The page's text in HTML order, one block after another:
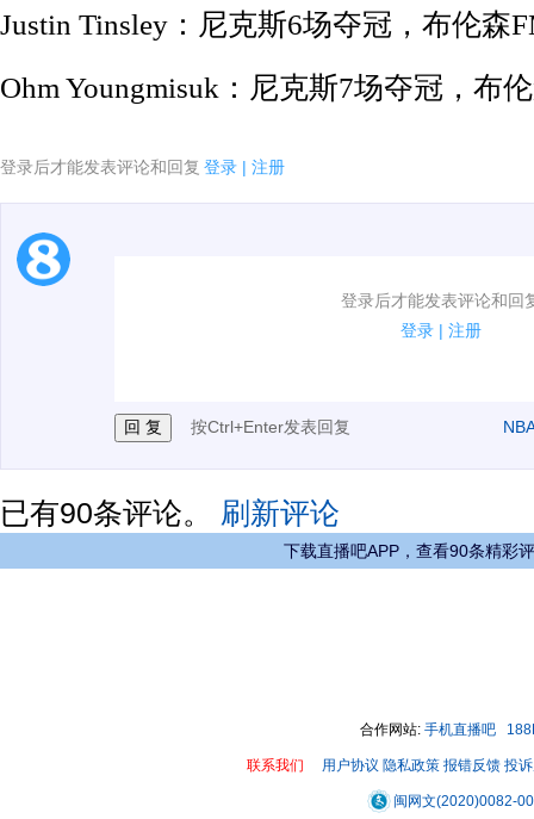
Justin Tinsley：尼克斯6场夺冠，布伦森
Ohm Youngmisuk：尼克斯7场夺冠，布
登录后才能发表评论和回复 登录 | 注册
登录后才能发表评论和回
登录 | 注册
1.电脑端新用户可以发表评论了！
按Ctrl+Enter发表回复
已有90条评论。 刷新评论
下载直播吧APP，查看90条精彩
合作网站: 手机直播吧
联系我们 用户协议 隐私政策 报错反馈 投
闽网文(2020)0082-